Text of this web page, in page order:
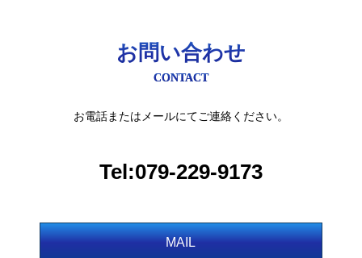
お問い合わせ
CONTACT
お電話またはメールにてご連絡ください。
Tel:079-229-9173
MAIL